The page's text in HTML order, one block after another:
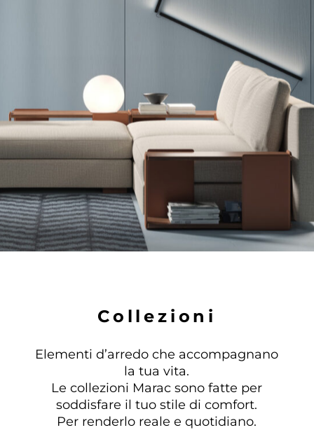
Co l lez i o n i
Elementi d’arredo che accompagnano
la tua vita.
Le collezioni Marac sono fatte per
soddisfare il tuo stile di comfort.
Per renderlo reale e quotidiano.